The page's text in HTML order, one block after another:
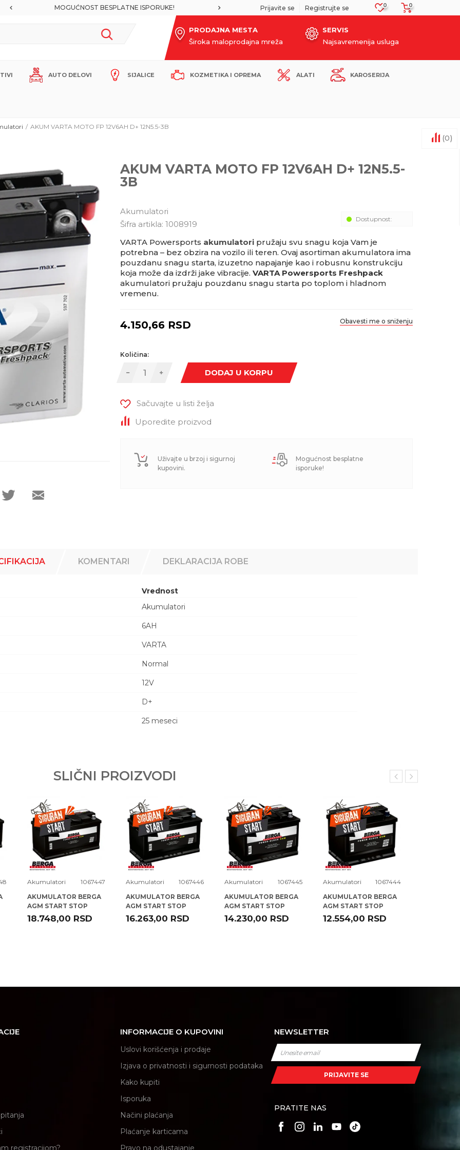
MOGUĆNOST BESPLATNE ISPORUKE! SIGURNO PLAĆANJE PLATNIM KARTICAMA! 0
0
Prijavite se Registrujte se
PRODAJNA MESTA
Široka maloprodajna mreža
SERVIS
Najsavremenija usluga
AUTO DELOVI SIJALICE KOZMETIKA I OPREMA ALATI KAROSERIJA
AKUM VARTA MOTO FP 12V6AH D+ 12N5.5-3B
AKUM VARTA MOTO FP 12V6AH D+ 12N5.5-
3B
Akumulatori
Šifra artikla: 1008919
Dostupnost:
VARTA Powersports akumulatori pružaju svu snagu koja Vam je
potrebna – bez obzira na vozilo ili teren. Ovaj asortiman akumulatora ima
pouzdanu snagu starta, izuzetno napajanje kao i robusnu konstrukciju
koja može da izdrži jake vibracije. VARTA Powersports Freshpack
akumulatori pružaju pouzdanu snagu starta po toplom i hladnom
vremenu.
4.150,66 RSD Obavesti me o sniženju
Količina:
DODAJ U KORPU
Sačuvajte u listi želja
Uporedite proizvod
Uživajte u brzoj i sigurnoj
kupovini.
Mogućnost besplatne
isporuke!
KOMENTARI DEKLARACIJA ROBE
Vrednost
Akumulatori
6AH
VARTA
Normal
12V
D+
25 meseci
GMBH & CO KGAA
prava kupaca po osnovu zakona o zaštiti
SLIČNI PROIZVODI
Akumulatori
1067447
AKUMULATOR BERGA
AGM START STOP
12V95AH D+ PB-N12 (
G14 EK950 )
18.748,00 RSD
Akumulatori
1067446
AKUMULATOR BERGA
AGM START STOP
12V80AH D+ PB-N11 (
F21 EK800 )
16.263,00 RSD
Akumulatori
1067445
AKUMULATOR BERGA
AGM START STOP
12V70AH D+ PB-N10 (
E39 EK700 )
14.230,00 RSD
Akumulatori
1067444
AKUMULATOR BERGA
AGM START STOP
12V60AH D+ PB-N9 (
D52 EK600 )
12.554,00 RSD
(0)
registracijom?
INFORMACIJE O KUPOVINI
Uslovi korišćenja i prodaje
Izjava o privatnosti i sigurnosti podataka
Kako kupiti
Isporuka
Načini plaćanja
Plaćanje karticama
Pravo na odustajanje
NEWSLETTER
PRIJAVITE SE
PRATITE NAS